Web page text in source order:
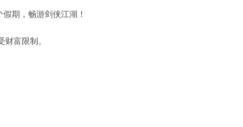
期，畅游剑侠江湖！
富限制。